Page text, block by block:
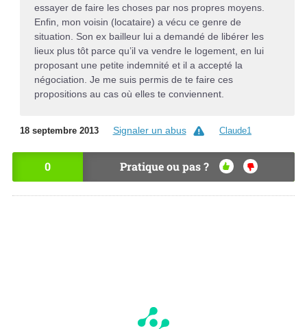
essayer de faire les choses par nos propres moyens.
Enfin, mon voisin (locataire) a vécu ce genre de
situation. Son ex bailleur lui a demandé de libérer les
lieux plus tôt parce qu’il va vendre le logement, en lui
proposant une petite indemnité et il a accepté la
négociation. Je me suis permis de te faire ces
propositions au cas où elles te conviennent.
18 septembre 2013 Signaler un abus Claude1
0 Pratique ou pas ?
OU
I
NO